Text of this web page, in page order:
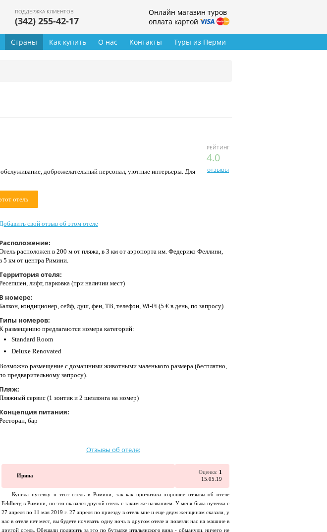
ПОДДЕРЖКА КЛИЕНТОВ
(342) 255-42-17
Онлайн магазин туров
оплата картой
Туры из Перми
Страны Как купить О нас Контакты
РЕЙТИНГ
4.0
отзывы
доброжелательный персонал, уютные интерьеры. Для
отель
свой отзыв об этом отеле
Расположение:
расположен в 200 м от пляжа, в 3 км от аэропорта им. Федерико Феллини,
5 км от центра Римини.
отеля:
лифт, парковка (при наличии мест)
В номере:
кондиционер, сейф, душ, фен, ТВ, телефон, Wi-Fi (5 € в день, по запросу)
номеров:
размещению предлагаются номера категорий:
Standard Room
Deluxe Renovated
размещение с домашними животными маленького размера (бесплатно,
предварительному запросу).
Пляж:
сервис (1 зонтик и 2 шезлонга на номер)
Концепция питания:
бар
Отзывы об отеле:
Ирина
Оценка: 1
15.05.19
Купила путевку в этот отель в Римини, так как прочитала хорошие отзывы об отеле
Feldberg в Римини, но это оказался другой отель с таким же названием. У меня была путевка с
27 апреля по 11 мая 2019 г. 27 апреля по приезду в отель мне и еще двум женщинам сказали, у
нас в отеле нет мест, вы будете ночевать одну ночь в другом отеле и повезли нас на машине в
другой отель. Обещали подарить за это по бутылке итальянского вина - обманули, ничего не